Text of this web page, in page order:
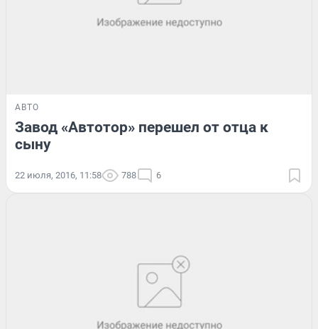
АВТО
Завод «Автотор» перешел от отца к
сыну
22 июля, 2016, 11:58 788 6